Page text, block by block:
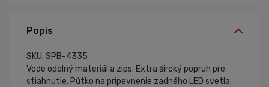
Popis
SKU: SPB-4335
Vode odolný materiál a zips. Extra široký popruh pre
stiahnutie. Pútko na pripevnenie zadného LED svetla.